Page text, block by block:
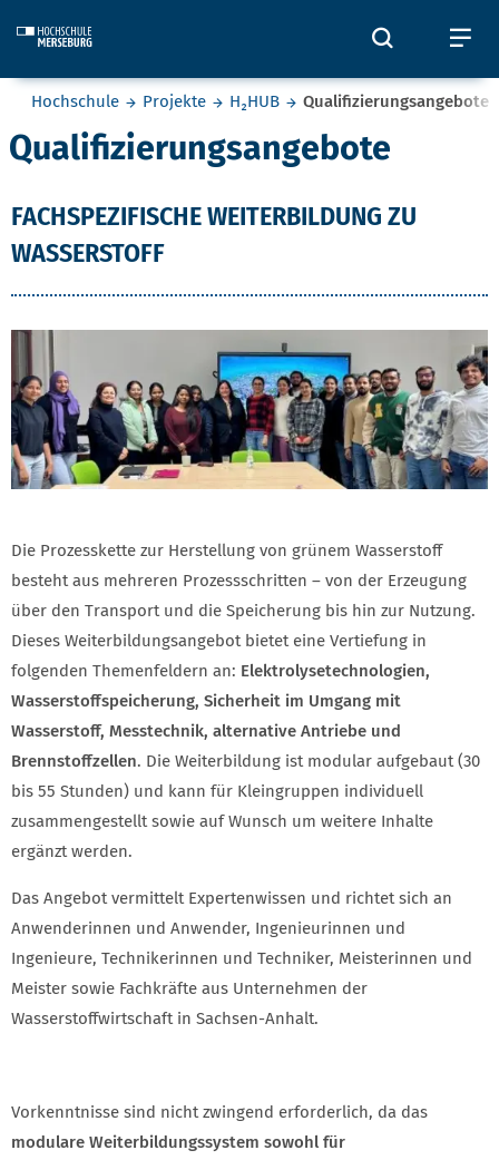
Öffnet
Sie befinden sich hier:
Hochschule Projekte H₂HUB Qualifizierungsangebote
Qualifizierungsangebote
FACHSPEZIFISCHE WEITERBILDUNG ZU
WASSERSTOFF
Die Prozesskette zur Herstellung von grünem Wasserstoff
besteht aus mehreren Prozessschritten – von der Erzeugung
über den Transport und die Speicherung bis hin zur Nutzung.
Dieses Weiterbildungsangebot bietet eine Vertiefung in
folgenden Themenfeldern an: Elektrolysetechnologien,
Wasserstoffspeicherung, Sicherheit im Umgang mit
Wasserstoff, Messtechnik, alternative Antriebe und
Brennstoffzellen. Die Weiterbildung ist modular aufgebaut (30
bis 55 Stunden) und kann für Kleingruppen individuell
zusammengestellt sowie auf Wunsch um weitere Inhalte
ergänzt werden.
Das Angebot vermittelt Expertenwissen und richtet sich an
Anwenderinnen und Anwender, Ingenieurinnen und
Ingenieure, Technikerinnen und Techniker, Meisterinnen und
Meister sowie Fachkräfte aus Unternehmen der
Wasserstoffwirtschaft in Sachsen-Anhalt.
Vorkenntnisse sind nicht zwingend erforderlich, da das
modulare Weiterbildungssystem sowohl für